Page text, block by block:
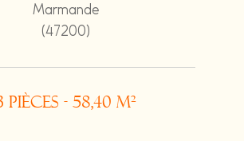
Marmande
(47200)
pièces - 58,40 m²